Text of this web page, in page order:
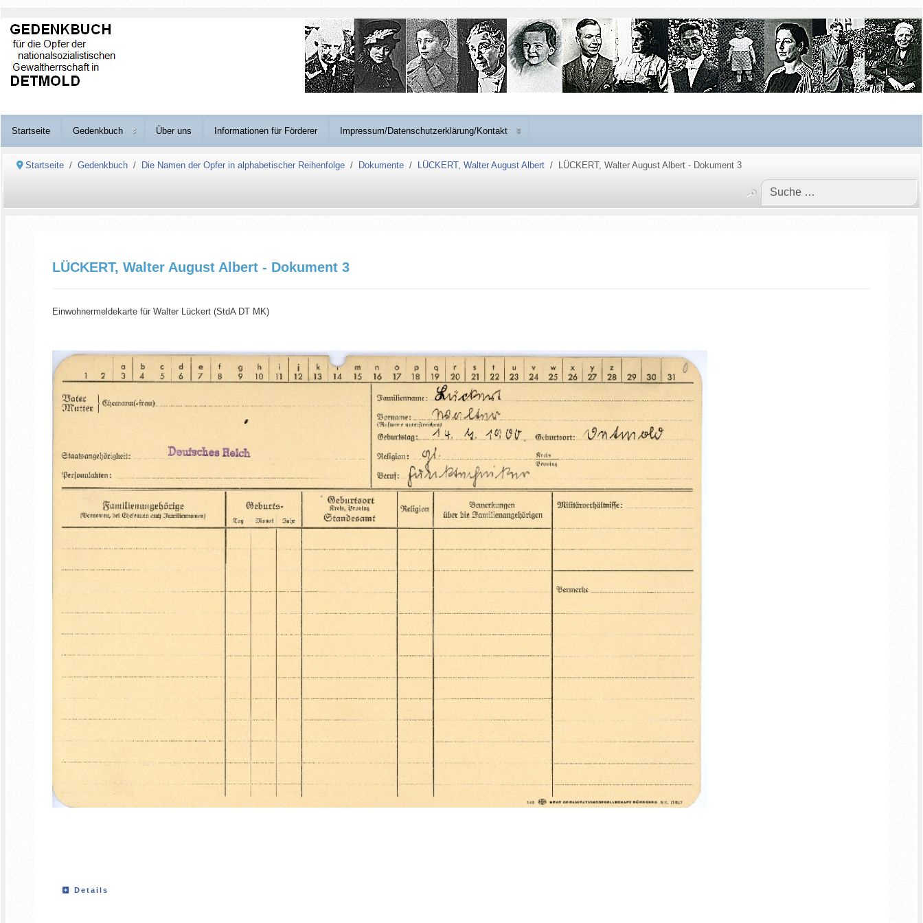
Startseite Gedenkbuch Über uns Informationen für Förderer Impressum/Datenschutzerklärung/Kontakt
Startseite Gedenkbuch Die Namen der Opfer in alphabetischer Reihenfolge Dokumente LÜCKERT, Walter August Albert LÜCKERT, Walter August Albert - Dokument 3
LÜCKERT, Walter August Albert - Dokument 3
Einwohnermeldekarte für Walter Lückert (StdA DT MK)
Details